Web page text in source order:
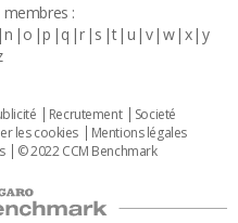
:
n o p q r s t u v w x y
Recrutement
Societé
les cookies
Mentions légales
© 2022 CCM Benchmark